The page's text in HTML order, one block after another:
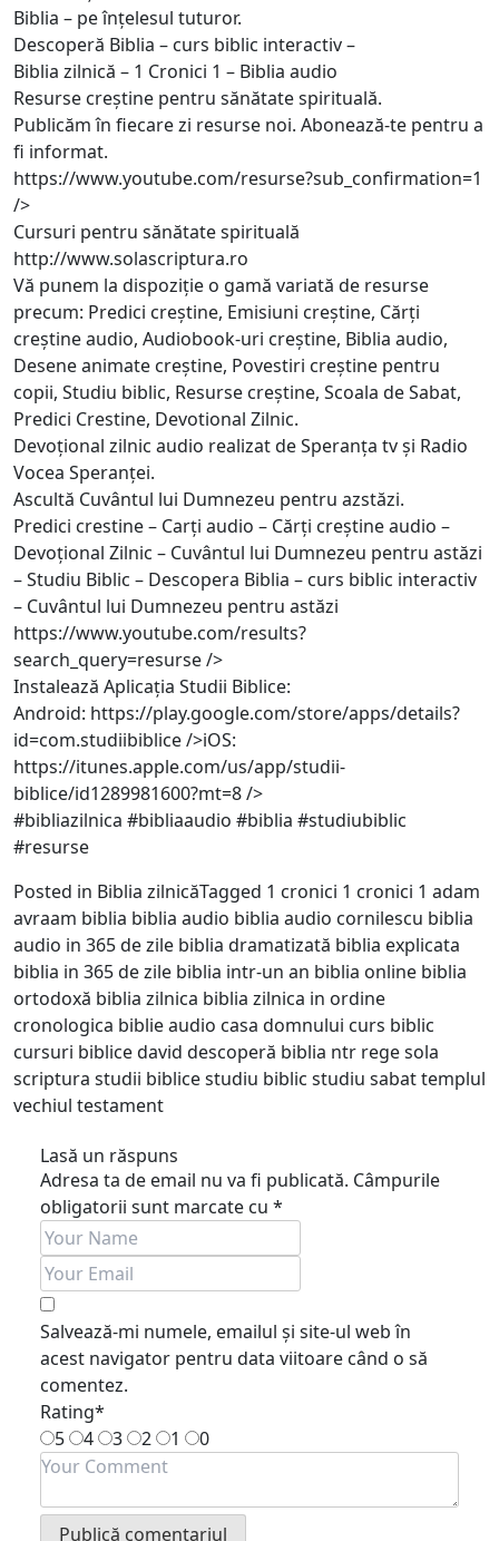
Biblia – pe înțelesul tuturor.
Descoperă Biblia – curs biblic interactiv –
Biblia zilnică – 1 Cronici 1 – Biblia audio
Resurse creștine pentru sănătate spirituală.
Publicăm în fiecare zi resurse noi. Abonează-te pentru a
fi informat.
https://www.youtube.com/resurse?sub_confirmation=1
/>
Cursuri pentru sănătate spirituală
http://www.solascriptura.ro
Vă punem la dispoziție o gamă variată de resurse
precum: Predici creștine, Emisiuni creștine, Cărți
creștine audio, Audiobook-uri creștine, Biblia audio,
Desene animate creștine, Povestiri creștine pentru
copii, Studiu biblic, Resurse creștine, Scoala de Sabat,
Predici Crestine, Devotional Zilnic.
Devoțional zilnic audio realizat de Speranța tv și Radio
Vocea Speranței.
Ascultă Cuvântul lui Dumnezeu pentru azstăzi.
Predici crestine – Carți audio – Cărți creștine audio –
Devoțional Zilnic – Cuvântul lui Dumnezeu pentru astăzi
– Studiu Biblic – Descopera Biblia – curs biblic interactiv
– Cuvântul lui Dumnezeu pentru astăzi
https://www.youtube.com/results?
search_query=resurse/>
Instalează Aplicația Studii Biblice:
Android: https://play.google.com/store/apps/details?
id=com.studiibiblice/>iOS:
https://itunes.apple.com/us/app/studii-
biblice/id1289981600?mt=8/>
#bibliazilnica #bibliaaudio #biblia #studiubiblic
#resurse
Posted in Biblia zilnicăTagged 1 cronici 1 cronici 1 adam
avraam biblia biblia audio biblia audio cornilescu biblia
audio in 365 de zile biblia dramatizată biblia explicata
biblia in 365 de zile biblia intr-un an biblia online biblia
ortodoxă biblia zilnica biblia zilnica in ordine
cronologica biblie audio casa domnului curs biblic
cursuri biblicedavid descoperă biblia ntr regesola
scriptura studii biblicestudiu biblic studiu sabattemplul
vechiul testament
Lasă un răspuns
Adresa ta de email nu va fi publicată. Câmpurile
obligatorii sunt marcate cu *
Salvează-mi numele, emailul și site-ul web în
acest navigator pentru data viitoare când o să
comentez.
Rating*
5
4 3 2 1 0